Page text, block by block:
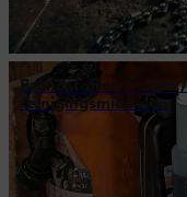
Brandstoffen / oliën
reinigingsmiddelen